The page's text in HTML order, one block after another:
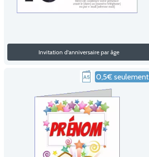
Invitation d'anniversaire par âge
0,5€ seulement